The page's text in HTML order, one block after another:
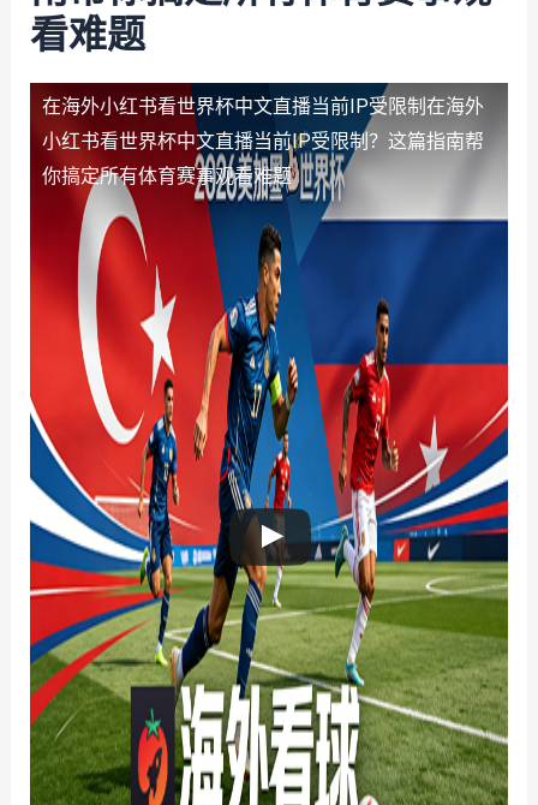
看难题
在海外小红书看世界杯中文直播当前IP受限制 在海外
小红书看世界杯中文直播当前IP受限制？这篇指南帮
你搞定所有体育赛事观看难题